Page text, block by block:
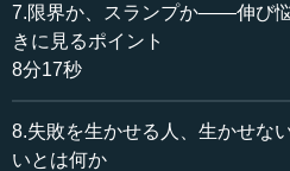
いる一番大きな力というのは「
る力が強いということは、同じ
絶対にスランプに入る。例えば
くと慣れてくるので、いくら素
びないというところがやってく
刺激を入れることで、慣れる力
7.限界か、スランプか――伸び
きに見るポイント
8分17秒
8.失敗を生かせる人、生かせな
いとは何か